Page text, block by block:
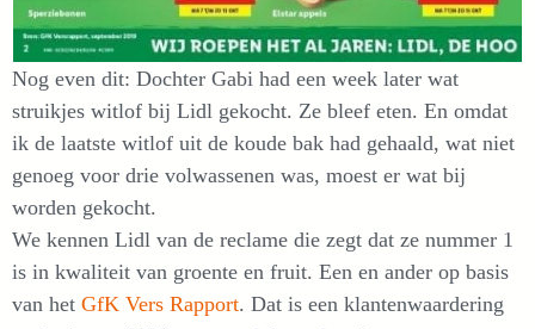
Nog even dit: Dochter Gabi had een week later wat
struikjes witlof bij Lidl gekocht. Ze bleef eten. En omdat
ik de laatste witlof uit de koude bak had gehaald, wat niet
genoeg voor drie volwassenen was, moest er wat bij
worden gekocht.
We kennen Lidl van de reclame die zegt dat ze nummer 1
is in kwaliteit van groente en fruit. Een en ander op basis
van het GfK Vers Rapport. Dat is een klantenwaardering